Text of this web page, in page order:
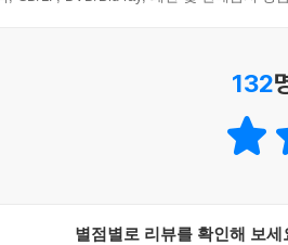
132
별점별로 리뷰를 확인해 보세